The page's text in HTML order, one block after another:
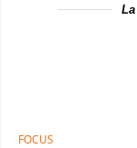
FOCUS